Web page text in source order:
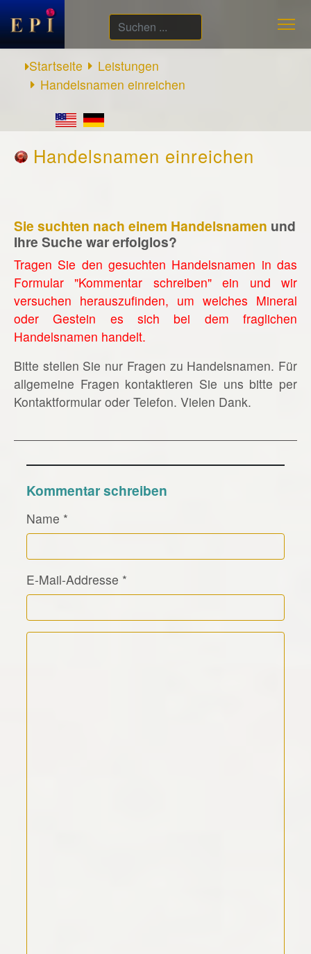
Suchen
...
Startseite
Leistungen
Handelsnamen einreichen
Handelsnamen einreichen
Sie suchten nach einem Handelsnamen und
Ihre Suche war erfolglos?
Tragen Sie den gesuchten Handelsnamen in das
Formular "Kommentar schreiben" ein und wir
versuchen herauszufinden, um welches Mineral
oder Gestein es sich bei dem fraglichen
Handelsnamen handelt.
Bitte stellen Sie nur Fragen zu Handelsnamen. Für
allgemeine Fragen kontaktieren Sie uns bitte per
Kontaktformular oder Telefon. Vielen Dank.
Kommentar schreiben
Name *
E-Mail-Addresse *
Kommentar Text